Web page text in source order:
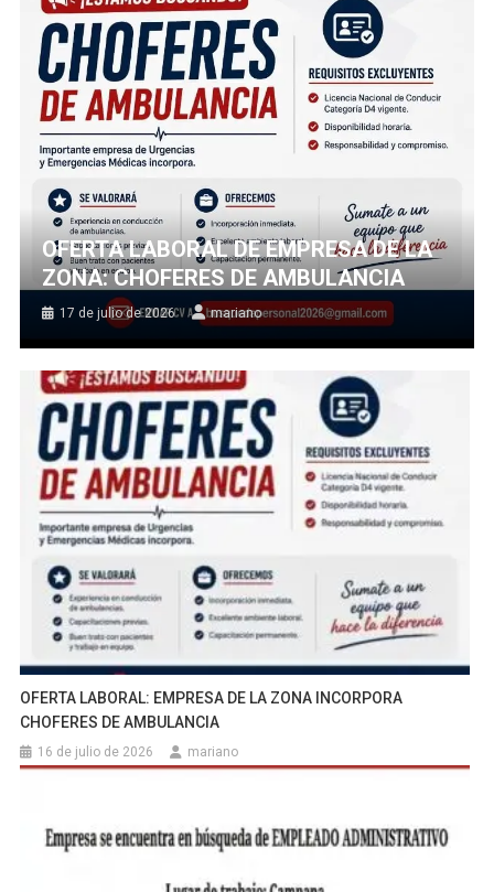
OFERTA LABORAL DE EMPRESA DE LA
ZONA: CHOFERES DE AMBULANCIA
17 de julio de 2026 mariano
OFERTA LABORAL: EMPRESA DE LA ZONA INCORPORA
CHOFERES DE AMBULANCIA
16 de julio de 2026 mariano